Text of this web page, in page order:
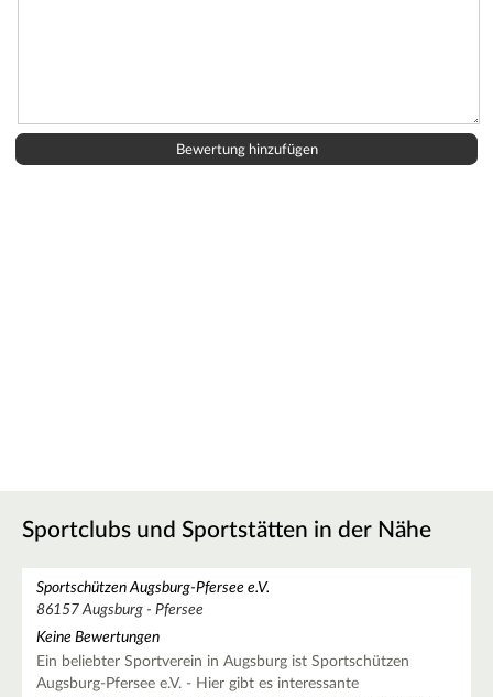
Sportclubs und Sportstätten in der Nähe
Sportschützen Augsburg-Pfersee e.V.
86157 Augsburg - Pfersee
Keine Bewertungen
Ein beliebter Sportverein in Augsburg ist Sportschützen
Augsburg-Pfersee e.V. - Hier gibt es interessante